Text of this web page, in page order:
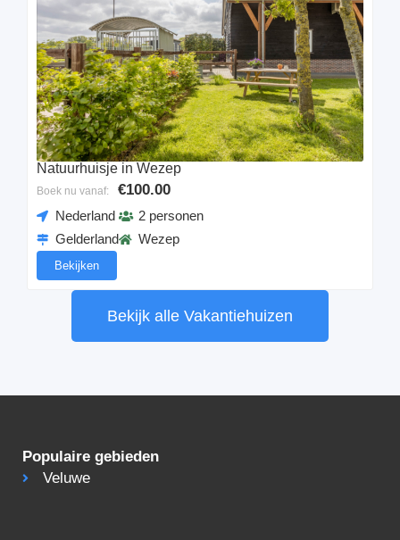
Natuurhuisje in Wezep
Boek nu vanaf: €100.00
Nederland
Gelderland
2 personen
Wezep
Bekijken
Bekijk alle Vakantiehuizen
Populaire gebieden
Veluwe